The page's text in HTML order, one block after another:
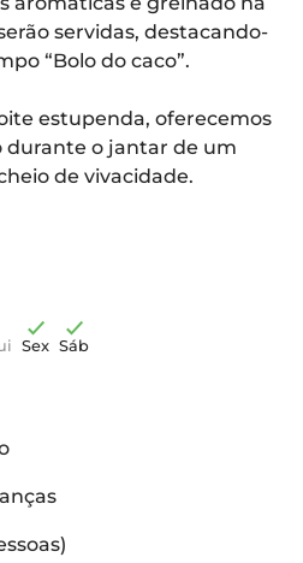
servidas, destacando-
“Bolo do caco”.
estupenda, oferecemos
durante o jantar de um
de vivacidade.
Sex Sáb